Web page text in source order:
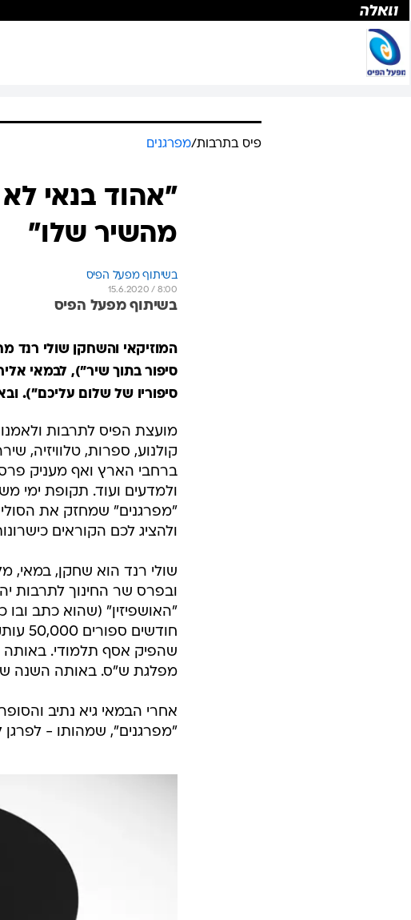
פיס בתרבות/מפרגנים
"אהוד בנאי לא
מהשיר שלו"
בשיתוף מפעל הפיס
15.6.2020 / 8:00
בשיתוף מפעל הפיס
המוזיקאי והשחקן שולי רנד
סיפור בתוך שיר"), לבמאי
סיפוריו של שלום עליכם").
מועצת הפיס לתרבות
קולנוע, ספרות, טלוויזיה,
ברחבי הארץ ואף מעניק
ולמדעים ועוד. תקופת ימי
"מפרגנים" שמחזק את
ולהציג לכם הקוראים
"האושפיזין" (שהוא כתב
שהפיק אסף תלמודי.
מפלגת ש"ס. באותה השנה
אחרי הבמאי גיא נתיב
"מפרגנים", שמהותו - לפרגן